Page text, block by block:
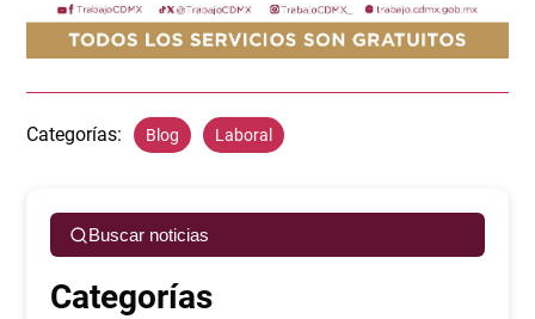
Categorías: Blog Laboral
Buscar noticias
Categorías